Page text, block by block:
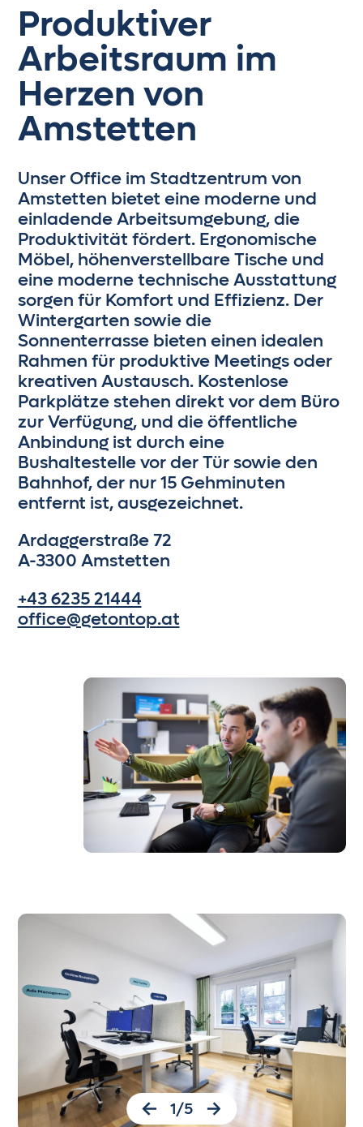
Produktiver
Arbeitsraum im
Herzen von
Amstetten
Unser Office im Stadtzentrum von
Amstetten bietet eine moderne und
einladende Arbeitsumgebung, die
Produktivität fördert. Ergonomische
Möbel, höhenverstellbare Tische und
eine moderne technische Ausstattung
sorgen für Komfort und Effizienz. Der
Wintergarten sowie die
Sonnenterrasse bieten einen idealen
Rahmen für produktive Meetings oder
kreativen Austausch. Kostenlose
Parkplätze stehen direkt vor dem Büro
zur Verfügung, und die öffentliche
Anbindung ist durch eine
Bushaltestelle vor der Tür sowie den
Bahnhof, der nur 15 Gehminuten
entfernt ist, ausgezeichnet.
Ardaggerstraße 72
A-3300 Amstetten
+43 6235 21444
office@getontop.at
1/5